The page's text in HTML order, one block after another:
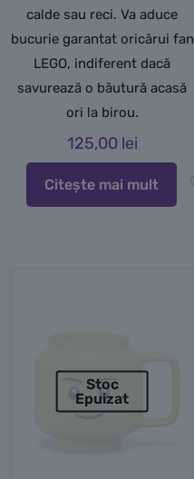
calde sau reci. Va aduce
bucurie garantat oricărui fan
LEGO, indiferent dacă
savurează o băutură acasă
ori la birou.
125,00 lei
Citește mai mult
Stoc
Epuizat